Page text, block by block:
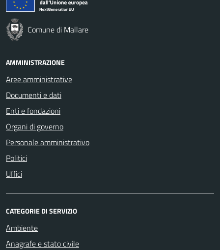
Comune di Mallare
AMMINISTRAZIONE
Aree amministrative
Documenti e dati
Enti e fondazioni
Organi di governo
Personale amministrativo
Politici
Uffici
CATEGORIE DI SERVIZIO
Ambiente
Anagrafe e stato civile